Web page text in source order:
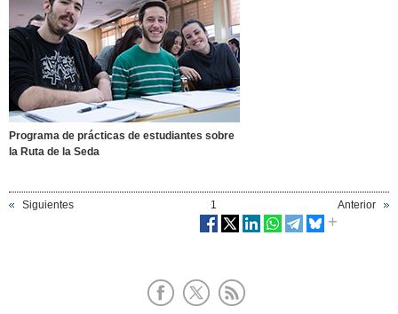
Programa de prácticas de estudiantes sobre
la Ruta de la Seda
Siguientes Anterior
1